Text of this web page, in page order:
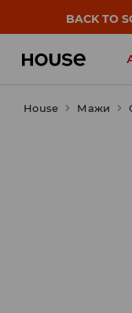
BACK TO
House Мажи